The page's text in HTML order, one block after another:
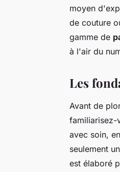
moyen
de couture
gamme de
à l'air du
Les
Avant de
familiarisez-
avec soin,
seulement
est élaboré